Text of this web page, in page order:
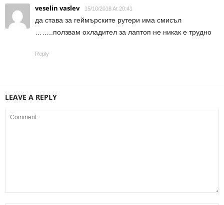
veselin vaslev 15/10/2018 At 20:41
да става за геймърските рутери има смисъл
……..ползвам охладител за лаптоп не никак е трудно
Reply
LEAVE A REPLY